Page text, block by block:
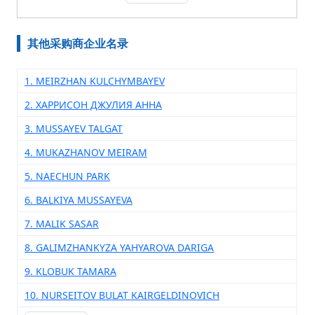
其他采购商企业名录
1. MEIRZHAN KULCHYMBAYEV
2. ХАРРИСОН ДЖУЛИЯ АННА
3. MUSSAYEV TALGAT
4. MUKAZHANOV MEIRAM
5. NAECHUN PARK
6. BALKIYA MUSSAYEVA
7. MALIK SASAR
8. GALIMZHANKYZA YAHYAROVA DARIGA
9. KLOBUK TAMARA
10. NURSEITOV BULAT KAIRGELDINOVICH